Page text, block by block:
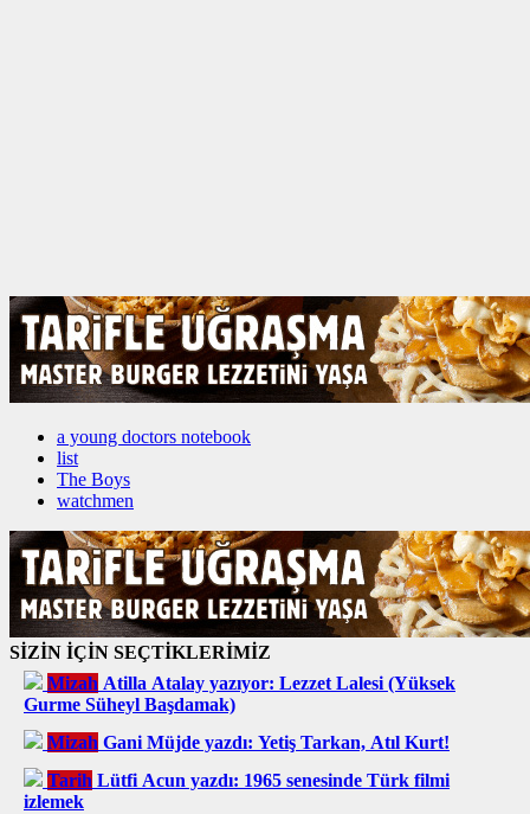
a young doctors notebook
list
The Boys
watchmen
SİZİN İÇİN SEÇTİKLERİMİZ
Mizah Atilla Atalay yazıyor: Lezzet Lalesi (Yüksek
Gurme Süheyl Başdamak)
Mizah Gani Müjde yazdı: Yetiş Tarkan, Atıl Kurt!
Tarih Lütfi Acun yazdı: 1965 senesinde Türk filmi
izlemek